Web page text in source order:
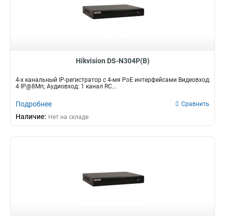
Hikvision DS-N304P(B)
4-х канальный IP-регистратор c 4-мя PoE интерфейсами Видеовход:
4 IP@8Мп; Аудиовход: 1 канал RC...
Подробнее Сравнить
Наличие: Нет на складе